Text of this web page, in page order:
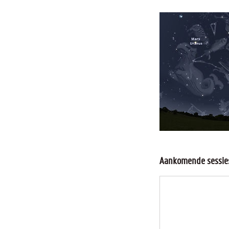
Aankomende